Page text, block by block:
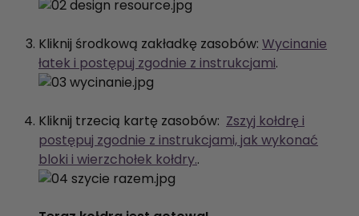
Kliknij środkową zakładkę zasobów: Wycinanie
łatek i postępuj zgodnie z instrukcjami.
Kliknij trzecią kartę zasobów: Zszyj kołdrę i
postępuj zgodnie z instrukcjami, jak wykonać
bloki i wierzchołek kołdry..